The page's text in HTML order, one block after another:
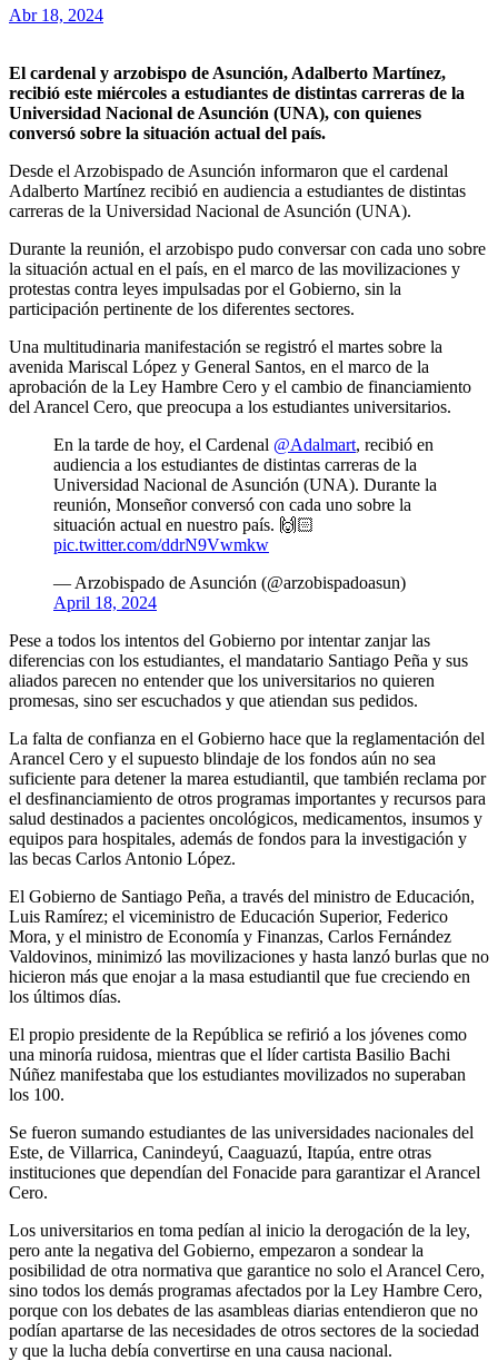
Abr 18, 2024
El cardenal y arzobispo de Asunción, Adalberto Martínez,
recibió este miércoles a estudiantes de distintas carreras de la
Universidad Nacional de Asunción (UNA), con quienes
conversó sobre la situación actual del país.
Desde el Arzobispado de Asunción informaron que el cardenal
Adalberto Martínez recibió en audiencia a estudiantes de distintas
carreras de la Universidad Nacional de Asunción (UNA).
Durante la reunión, el arzobispo pudo conversar con cada uno sobre
la situación actual en el país, en el marco de las movilizaciones y
protestas contra leyes impulsadas por el Gobierno, sin la
participación pertinente de los diferentes sectores.
Una multitudinaria manifestación se registró el martes sobre la
avenida Mariscal López y General Santos, en el marco de la
aprobación de la Ley Hambre Cero y el cambio de financiamiento
del Arancel Cero, que preocupa a los estudiantes universitarios.
En la tarde de hoy, el Cardenal @Adalmart, recibió en
audiencia a los estudiantes de distintas carreras de la
Universidad Nacional de Asunción (UNA). Durante la
reunión, Monseñor conversó con cada uno sobre la
situación actual en nuestro país. 🙌🏻
pic.twitter.com/ddrN9Vwmkw
— Arzobispado de Asunción (@arzobispadoasun)
April 18, 2024
Pese a todos los intentos del Gobierno por intentar zanjar las
diferencias con los estudiantes, el mandatario Santiago Peña y sus
aliados parecen no entender que los universitarios no quieren
promesas, sino ser escuchados y que atiendan sus pedidos.
La falta de confianza en el Gobierno hace que la reglamentación del
Arancel Cero y el supuesto blindaje de los fondos aún no sea
suficiente para detener la marea estudiantil, que también reclama por
el desfinanciamiento de otros programas importantes y recursos para
salud destinados a pacientes oncológicos, medicamentos, insumos y
equipos para hospitales, además de fondos para la investigación y
las becas Carlos Antonio López.
El Gobierno de Santiago Peña, a través del ministro de Educación,
Luis Ramírez; el viceministro de Educación Superior, Federico
Mora, y el ministro de Economía y Finanzas, Carlos Fernández
Valdovinos, minimizó las movilizaciones y hasta lanzó burlas que no
hicieron más que enojar a la masa estudiantil que fue creciendo en
los últimos días.
El propio presidente de la República se refirió a los jóvenes como
una minoría ruidosa, mientras que el líder cartista Basilio Bachi
Núñez manifestaba que los estudiantes movilizados no superaban
los 100.
Se fueron sumando estudiantes de las universidades nacionales del
Este, de Villarrica, Canindeyú, Caaguazú, Itapúa, entre otras
instituciones que dependían del Fonacide para garantizar el Arancel
Cero.
Los universitarios en toma pedían al inicio la derogación de la ley,
pero ante la negativa del Gobierno, empezaron a sondear la
posibilidad de otra normativa que garantice no solo el Arancel Cero,
sino todos los demás programas afectados por la Ley Hambre Cero,
porque con los debates de las asambleas diarias entendieron que no
podían apartarse de las necesidades de otros sectores de la sociedad
y que la lucha debía convertirse en una causa nacional.